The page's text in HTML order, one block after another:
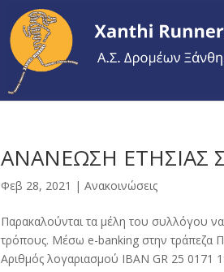
ΑΝΑΝΕΩΣΗ ΕΤΗΣΙΑΣ
Φεβ 28, 2021 |Ανακοινώσεις
Παρακαλούνται τα μέλη του συλλόγου
τρόπους. Μέσω e-banking στην τράπεζα
Αριθμός λογαριασμού IBAN GR 25 0171